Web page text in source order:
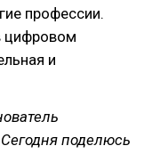
профессии.
цифровом
и
поделюсь